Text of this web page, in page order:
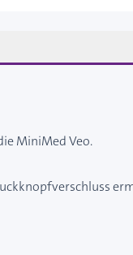
MiniMed Veo.